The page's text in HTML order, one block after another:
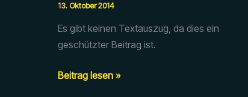
13. Oktober 2014
Es gibt keinen Textauszug, da dies ein
geschützter Beitrag ist.
Geschützt:
Beitrag lesen »